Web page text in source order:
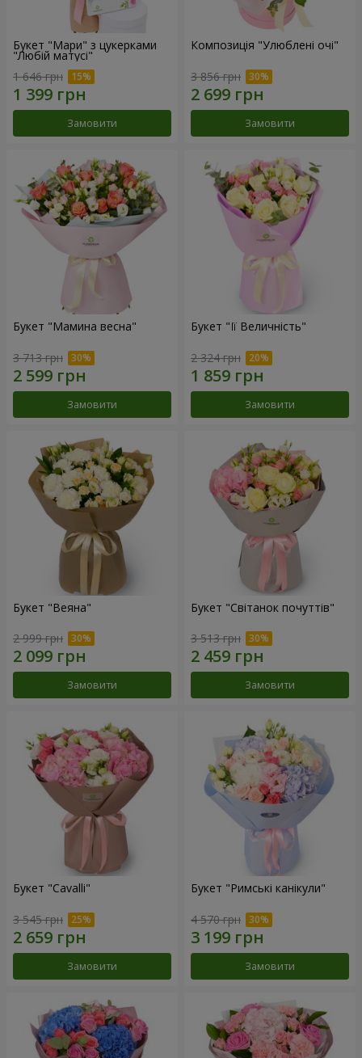
Букет "Мари" з цукерками
"Любій матусі"
1 646 грн
Замовити
Композиція "Улюблені очі"
3 856 грн
Замовити
Букет "Мамина весна"
3 713 грн
Замовити
Букет "Її Величність"
2 324 грн
Замовити
Букет "Веяна"
2 999 грн
Замовити
Букет "Світанок почуттів"
3 513 грн
Замовити
Букет "Cаvalli"
3 545 грн
Замовити
Букет "Римські канікули"
4 570 грн
Замовити